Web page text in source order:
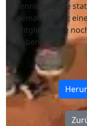
Tennisgelände
gemacht wird;
Mitglieder, die
haben.